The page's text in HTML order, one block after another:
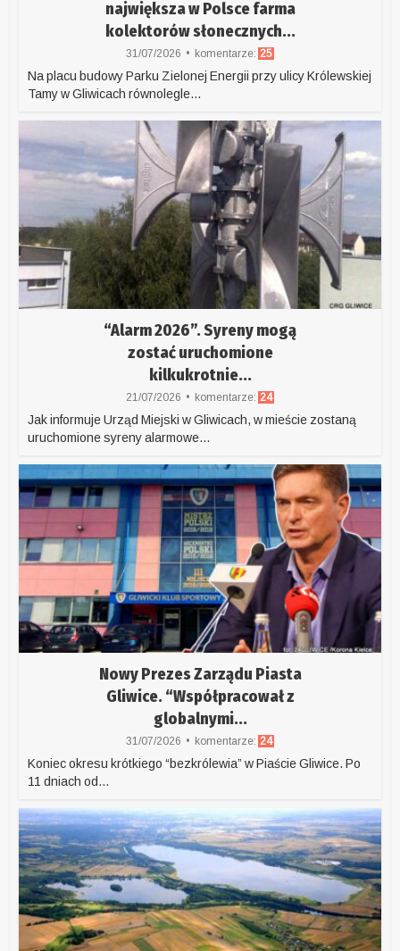
największa w Polsce farma
kolektorów słonecznych...
31/07/2026 komentarze: 25
Na placu budowy Parku Zielonej Energii przy ulicy Królewskiej
Tamy w Gliwicach równolegle...
“Alarm 2026”. Syreny mogą
zostać uruchomione
kilkukrotnie...
21/07/2026 komentarze: 24
Jak informuje Urząd Miejski w Gliwicach, w mieście zostaną
uruchomione syreny alarmowe...
Nowy Prezes Zarządu Piasta
Gliwice. “Współpracował z
globalnymi...
31/07/2026 komentarze: 24
Koniec okresu krótkiego “bezkrólewia” w Piaście Gliwice. Po
11 dniach od...